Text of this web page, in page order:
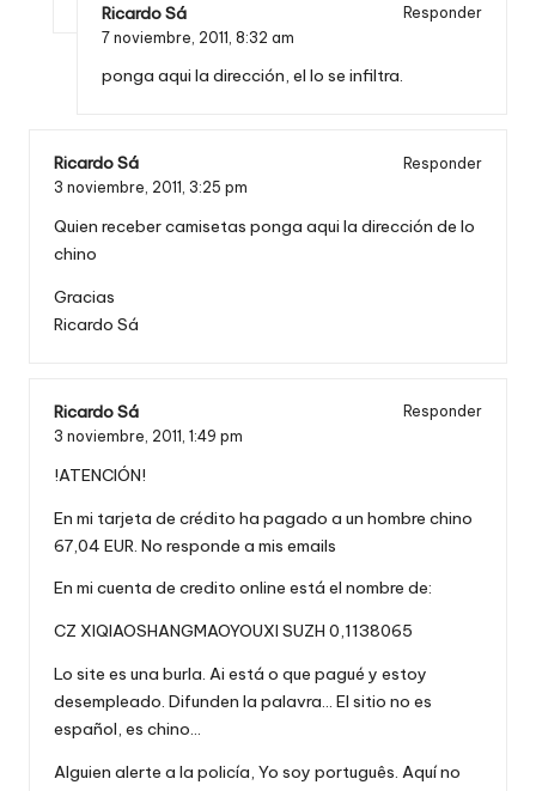
Ricardo Sá
Responder
7 noviembre, 2011, 8:32 am
ponga aqui la dirección, el lo se infiltra.
Ricardo Sá
Responder
3 noviembre, 2011, 3:25 pm
Quien receber camisetas ponga aqui la dirección de lo
chino
Gracias
Ricardo Sá
Ricardo Sá
Responder
3 noviembre, 2011, 1:49 pm
!ATENCIÓN!
En mi tarjeta de crédito ha pagado a un hombre chino
67,04 EUR. No responde a mis emails
En mi cuenta de credito online está el nombre de:
CZ XIQIAOSHANGMAOYOUXI SUZH 0,1138065
Lo site es una burla. Ai está o que pagué y estoy
desempleado. Difunden la palavra… El sitio no es
español, es chino…
Alguien alerte a la policía, Yo soy português. Aquí no